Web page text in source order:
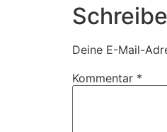
Deine E-Mail-
Kommentar *